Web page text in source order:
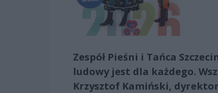
Zespół Pieśni i Tańca
ludowy jest dla każdego.
Krzysztof Kamiński,